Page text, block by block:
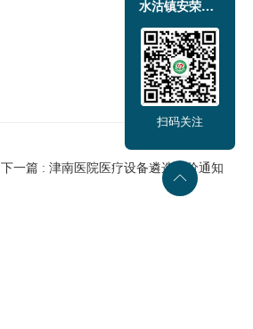
2026年6月24日
下一篇 : 津南医院医疗设备遴选议价通知
水沽镇安荣道1
号
扫码关注